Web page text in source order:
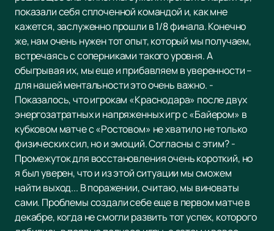
показали себя сплоченной командой и, как мне
кажется, заслуженно прошли в 1/8 финала. Конечно
же, нам очень нужен тот опыт, который мы получаем,
встречаясь с соперниками такого уровня. А
обыгрывая их, мы еще и прибавляем в уверенности –
для нашей ментальности это очень важно. -
Показалось, что игрокам «Краснодара» после двух
энергозатратных и напряженных игр с «Байером» в
кубковом матче с «Ростовом» не хватило не только
физических сил, но и эмоций. Согласны с этим? -
Промежуток для восстановления очень короткий, но
я был уверен, что и из этой ситуации мы сможем
найти выход... В поражении, считаю, мы виноваты
сами. Проблемы создали себе еще в первом матче в
декабре, когда не смогли развить тот успех, которого